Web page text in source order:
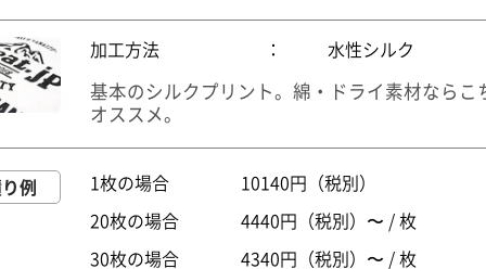
加工方法 ： 水性シルク
基本のシルクプリント。綿・ドライ素材ならこ
オススメ。
例 1枚の場合 10140円（税別）
20枚の場合 4440円（税別）〜 / 枚
30枚の場合 4340円（税別）〜 / 枚